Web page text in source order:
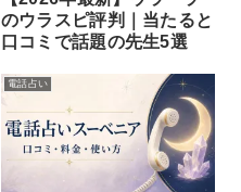
のウラスピ評判｜当たると
口コミで話題の先生5選
電話占い